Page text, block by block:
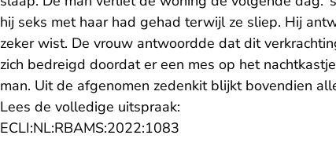
hij seks met haar had gehad terwijl ze sliep. Hij
zeker wist. De vrouw antwoordde dat dit
zich bedreigd doordat er een mes op het
man. Uit de afgenomen zedenkit blijkt bovendien
Lees de volledige uitspraak:
ECLI:NL:RBAMS:2022:1083